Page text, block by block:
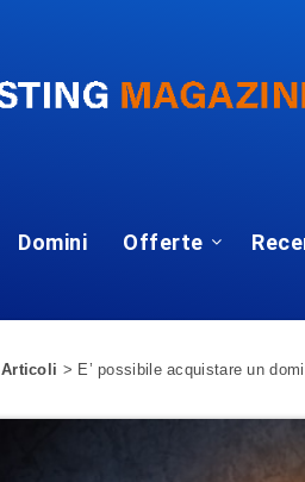
Domini Offerte
Articoli > E’ possibile acquistare un